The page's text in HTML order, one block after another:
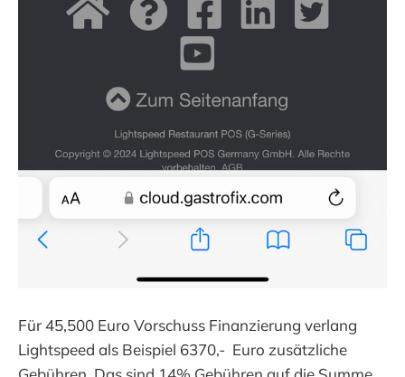
Für 45,500 Euro Vorschuss Finanzierung verlang
Lightspeed als Beispiel 6370,- Euro zusätzliche